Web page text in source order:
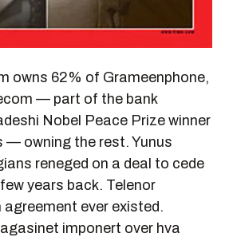
owns 62% of Grameenphone,
— part of the bank
Nobel Peace Prize winner
— owning the rest. Yunus
reneged on a deal to cede
years back. Telenor
ever existed.
imponert over hva